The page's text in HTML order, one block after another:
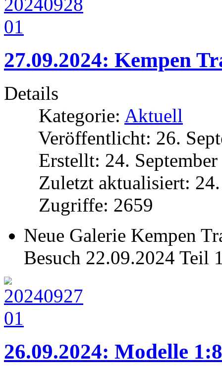
27.09.2024: Kempen
Details
Kategorie: Aktuell
Veröffentlicht: 26.
Erstellt: 24.
Zuletzt aktualisiert:
Zugriffe: 2659
Neue Galerie Kempen
Besuch 22.09.2024 Teil
26.09.2024: Modelle